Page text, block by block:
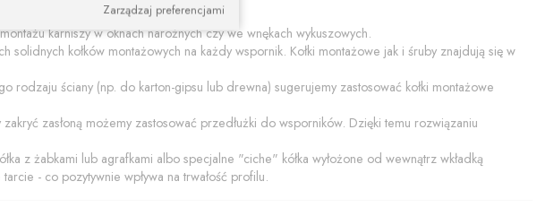
karniszy w oknach narożnych czy we wnękach wykuszowych.
kołków montażowych na każdy wspornik. Kołki montażowe jak i śruby znajdują się w
rodzaju ściany (np. do karton-gipsu lub drewna) sugerujemy zastosować kołki montażowe
zasłoną możemy zastosować przedłużki do wsporników. Dzięki temu rozwiązaniu
z żabkami lub agrafkami albo specjalne "ciche" kółka wyłożone od wewnątrz wkładką
- co pozytywnie wpływa na trwałość profilu.
Zarządzaj preferencjami